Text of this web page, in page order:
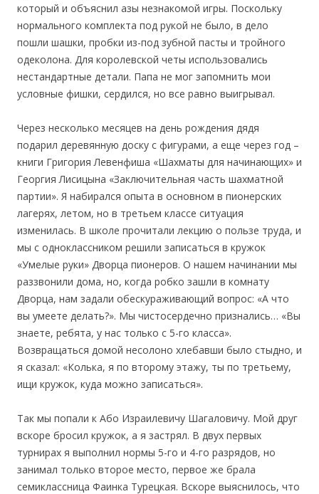
который и объяснил азы незнакомой игры. Поскольку
нормального комплекта под рукой не было, в дело
пошли шашки, пробки из-под зубной пасты и тройного
одеколона. Для королевской четы использовались
нестандартные детали. Папа не мог запомнить мои
условные фишки, сердился, но все равно выигрывал.
Через несколько месяцев на день рождения дядя
подарил деревянную доску с фигурами, а еще через год –
книги Григория Левенфиша «Шахматы для начинающих» и
Георгия Лисицына «Заключительная часть шахматной
партии». Я набирался опыта в основном в пионерских
лагерях, летом, но в третьем классе ситуация
изменилась. В школе прочитали лекцию о пользе труда, и
мы с одноклассником решили записаться в кружок
«Умелые руки» Дворца пионеров. О нашем начинании мы
раззвонили дома, но, когда робко зашли в комнату
Дворца, нам задали обескураживающий вопрос: «А что
вы умеете делать?». Мы чистосердечно признались… «Вы
знаете, ребята, у нас только с 5-го класса».
Возвращаться домой несолоно хлебавши было стыдно, и
я сказал: «Колька, я по второму этажу, ты по третьему,
ищи кружок, куда можно записаться».
Так мы попали к Або Израилевичу Шагаловичу. Мой друг
вскоре бросил кружок, а я застрял. В двух первых
турнирах я выполнил нормы 5-го и 4-го разрядов, но
занимал только второе место, первое же брала
семиклассница Фаинка Турецкая. Вскоре выяснилось, что